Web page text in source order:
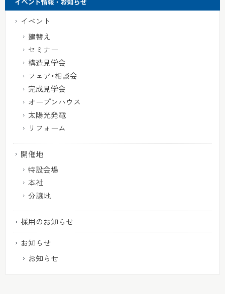
イベント
建替え
セミナー
構造見学会
フェア・相談会
完成見学会
オープンハウス
太陽光発電
リフォーム
開催地
特設会場
本社
分譲地
採用のお知らせ
お知らせ
お知らせ